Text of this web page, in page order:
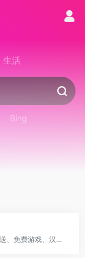
生活
Bing
其乐Keylol 游戏社区，游戏资讯、促销折扣、福利放送、免费游戏、汉化补丁、吹水剁手、攻略评测等应有尽有，Steam/Origin/Epic/Uplay/XGP for PC 等正版玩家的大本营!